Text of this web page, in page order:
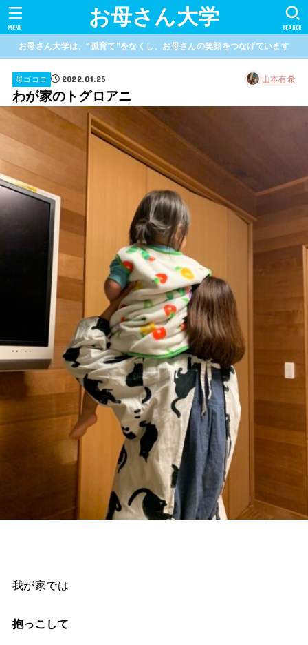
お母さん大学 SEARCH
MENU
お母さん大学は、“孤育て”をなくし、お母さんの笑顔をつなげています
母ゴコロ 2022.01.25 山本有希
わが家のトグロアニ
我が家では
抱っこして